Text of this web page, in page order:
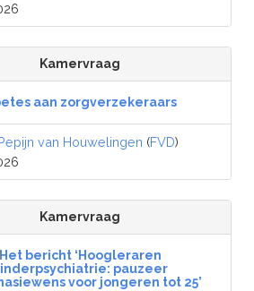
Kamervraag
aan zorgverzekeraars
van Houwelingen (FVD)
Kamervraag
Het bericht ‘Hoogleraren
pauzeer
voor jongeren tot 25’